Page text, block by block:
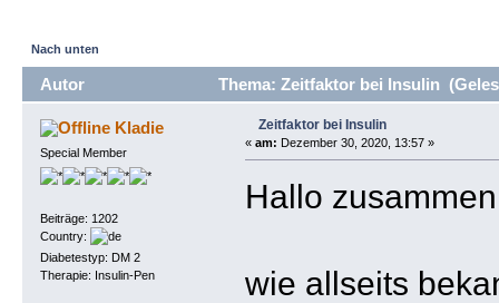
Nach unten
Autor Thema: Zeitfaktor bei Insulin
Kladie
Special Member
Beiträge: 1202
Country:
Diabetestyp: DM 2
Therapie: Insulin-Pen
Zeitfaktor bei Insulin
« am: Dezember 30, 2020, 13:57 »
Hallo
wie allseits